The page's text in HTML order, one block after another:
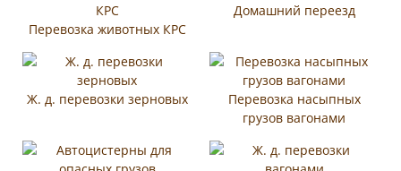
Перевозка животных КРС
Домашний переезд
Ж. д. перевозки зерновых
Перевозка насыпных
грузов вагонами